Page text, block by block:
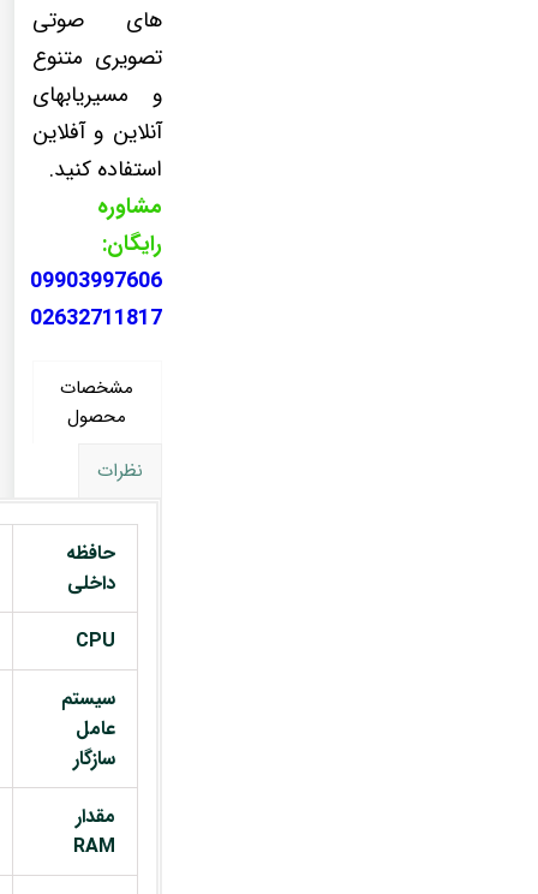
های صوتی
تصویری متنوع
و مسیریابهای
آنلاین و آفلاین
استفاده کنید.
مشاوره
رایگان:
09903997606
02632711817
مشخصات
محصول
نظرات
حافظه
داخلی
CPU
سیستم
عامل
سازگار
مقدار
RAM